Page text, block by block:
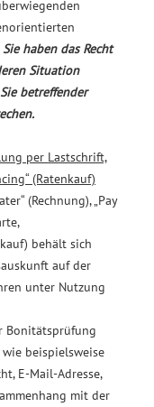
Sie haben das Recht
Situation
betreffender
per Lastschrift,
(Ratenkauf)
(Rechnung), „Pay
behält sich
auf der
unter Nutzung
beispielsweise
E-Mail-Adresse,
mit der